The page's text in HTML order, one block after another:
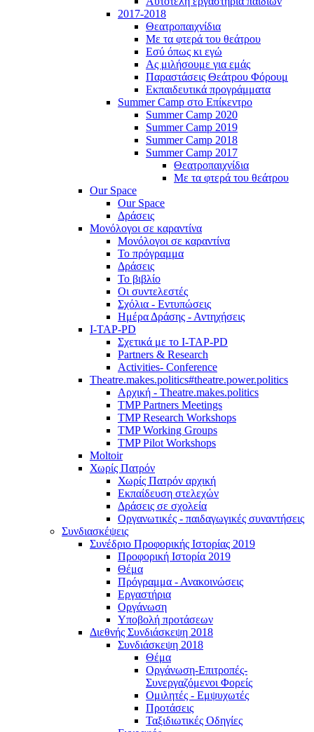
2017-2018
Θεατροπαιχνίδια
Με τα φτερά του θεάτρου
Εσύ όπως κι εγώ
Ας μιλήσουμε για εμάς
Παραστάσεις Θεάτρου Φόρουμ
Εκπαιδευτικά προγράμματα
Summer Camp στο Επίκεντρο
Summer Camp 2020
Summer Camp 2019
Summer Camp 2018
Summer Camp 2017
Θεατροπαιχνίδια
Με τα φτερά του θεάτρου
Our Space
Our Space
Δράσεις
Μονόλογοι σε καραντίνα
Μονόλογοι σε καραντίνα
Το πρόγραμμα
Δράσεις
Το βιβλίο
Οι συντελεστές
Σχόλια - Εντυπώσεις
Ημέρα Δράσης - Αντηχήσεις
I-TAP-PD
Σχετικά με το I-TAP-PD
Partners & Research
Activities- Conference
Theatre.makes.politics#theatre.power.politics
Αρχική - Theatre.makes.politics
TMP Partners Meetings
TMP Research Workshops
TMP Working Groups
TMP Pilot Workshops
Moltoir
Χωρίς Πατρόν
Χωρίς Πατρόν αρχική
Εκπαίδευση στελεχών
Δράσεις σε σχολεία
Οργανωτικές - παιδαγωγικές συναντήσεις
Συνδιασκέψεις
Συνέδριο Προφορικής Ιστορίας 2019
Προφορική Ιστορία 2019
Θέμα
Πρόγραμμα - Ανακοινώσεις
Εργαστήρια
Οργάνωση
Υποβολή προτάσεων
Διεθνής Συνδιάσκεψη 2018
Συνδιάσκεψη 2018
Θέμα
Οργάνωση-Επιτροπές-
Συνεργαζόμενοι Φορείς
Ομιλητές - Εμψυχωτές
Προτάσεις
Ταξιδιωτικές Οδηγίες